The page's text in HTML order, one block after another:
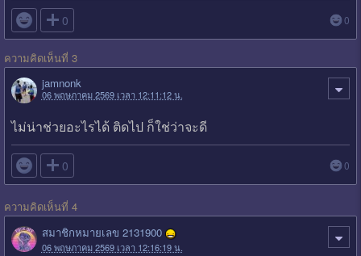
 0 0
ความคิดเห็นที่ 3
jamnonk
06 พฤษภาคม 2569 เวลา 12:11:12 น.
ไม่น่าช่วยอะไรได้ ติดไป ก็ใช่ว่าจะดี
 0 0
ความคิดเห็นที่ 4
สมาชิกหมายเลข 2131900
06 พฤษภาคม 2569 เวลา 12:16:19 น.